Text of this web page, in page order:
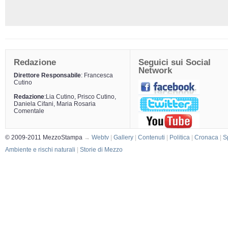
Redazione
Direttore Responsabile: Francesca
Cutino
Redazione:Lia Cutino, Prisco Cutino,
Daniela Cifani, Maria Rosaria
Comentale
Seguici sui Social
Network
© 2009-2011 MezzoStampa → Webtv Gallery Contenuti Politica Cronaca
Ambiente e rischi naturali Storie di Mezzo